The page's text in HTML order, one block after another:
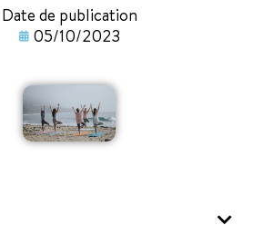
Date de publication
05/10/2023